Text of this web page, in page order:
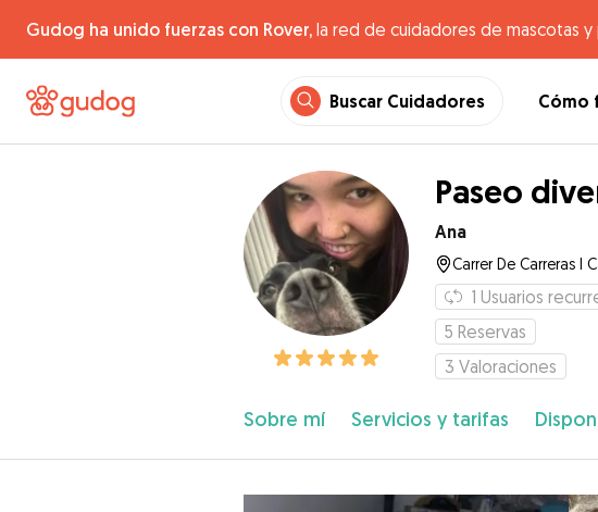
Gudog ha unido fuerzas con Rover, la red de cuidadores de mascotas
Buscar Cuidadores Cómo
Paseo
Ana
Carrer De Carreras I
1 Usuarios
5 Reservas
3 Valoraciones
Sobre mí Servicios y tarifas